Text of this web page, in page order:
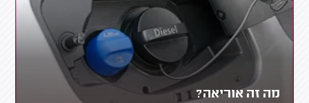
מה זה אוריאה?